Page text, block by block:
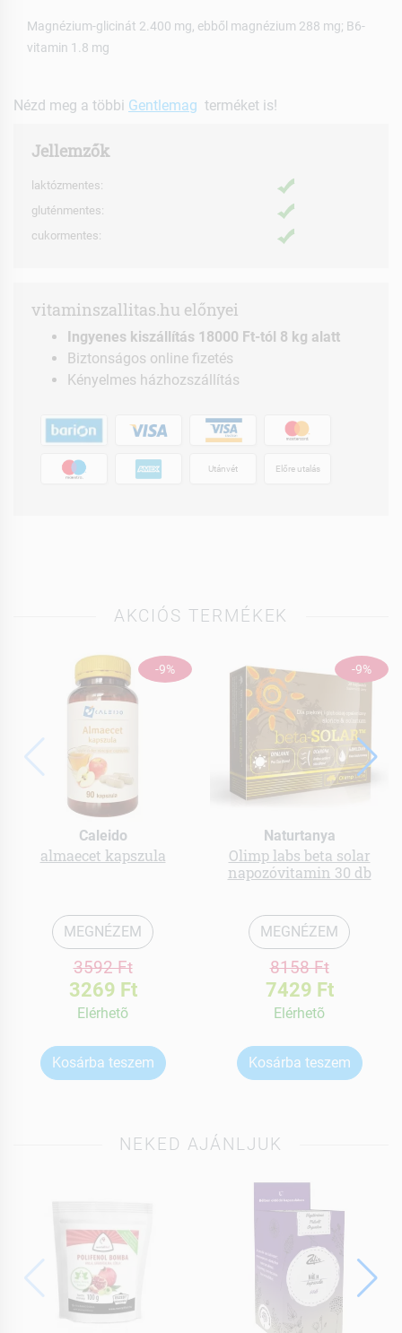
Magnézium-glicinát 2.400 mg, ebből magnézium 288 mg; B6-
vitamin 1.8 mg
Nézd meg a többi Gentlemag terméket is!
Jellemzők
laktózmentes:
gluténmentes:
cukormentes:
vitaminszallitas.hu előnyei
Ingyenes kiszállítás 18000 Ft-tól 8 kg alatt
Biztonságos online fizetés
Kényelmes házhozszállítás
Utánvét Előre utalás
AKCIÓS TERMÉKEK
-9%
Caleido
almaecet kapszula
MEGNÉZEM
3592 Ft
3269 Ft
Elérhetõ
Kosárba teszem
-9%
Naturtanya
Olimp labs beta solar
napozóvitamin 30 db
MEGNÉZEM
8158 Ft
7429 Ft
Elérhetõ
Kosárba teszem
NEKED AJÁNLJUK